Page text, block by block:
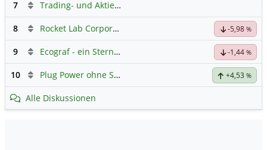
7 Trading- und Aktien-Chat
8 Rocket Lab Corporation Registered Shs Hauptdiskussion
-5,98 %
9 Ecograf - ein Stern am Graphithimmel -1,44 %
10 Plug Power ohne Spam +4,53 %
Alle Diskussionen